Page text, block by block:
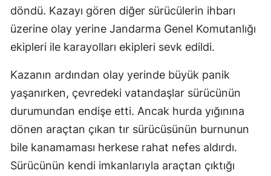
döndü. Kazayı gören diğer sürücülerin ihbarı
üzerine olay yerine Jandarma Genel Komutanlığı
ekipleri ile karayolları ekipleri sevk edildi.
Kazanın ardından olay yerinde büyük panik
yaşanırken, çevredeki vatandaşlar sürücünün
durumundan endişe etti. Ancak hurda yığınına
dönen araçtan çıkan tır sürücüsünün burnunun
bile kanamaması herkese rahat nefes aldırdı.
Sürücünün kendi imkanlarıyla araçtan çıktığı